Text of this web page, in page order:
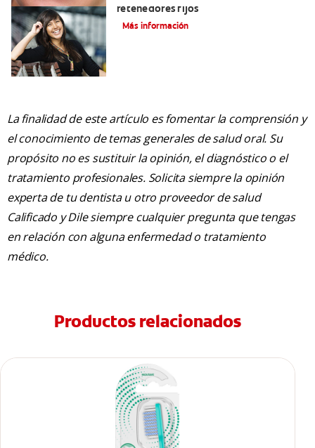
retenedores fijos
Más información
La finalidad de este artículo es fomentar la comprensión y
el conocimiento de temas generales de salud oral. Su
propósito no es sustituir la opinión, el diagnóstico o el
tratamiento profesionales. Solicita siempre la opinión
experta de tu dentista u otro proveedor de salud
Calificado y Dile siempre cualquier pregunta que tengas
en relación con alguna enfermedad o tratamiento
médico.
Productos relacionados